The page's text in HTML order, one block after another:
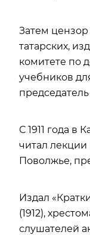
Затем цензор
татарских,
комитете по
учебников
С 1911 года в
читал лекции
Поволжье,
Издал
(1912),
слушателей